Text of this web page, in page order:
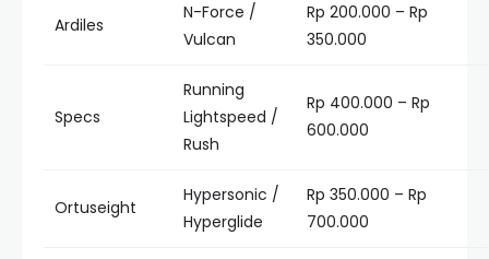
Ardiles
N-Force /
Vulcan
Rp 200.000 – Rp
350.000
Specs
Running
Lightspeed /
Rush
Rp 400.000 – Rp
600.000
Ortuseight
Hypersonic /
Hyperglide
Rp 350.000 – Rp
700.000